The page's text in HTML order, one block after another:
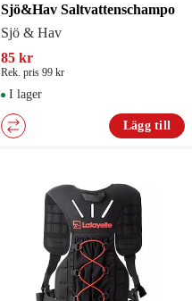
Sjö&Hav Saltvattenschampo
Sjö & Hav
85 kr
Rek. pris 99 kr
I lager
Lägg till